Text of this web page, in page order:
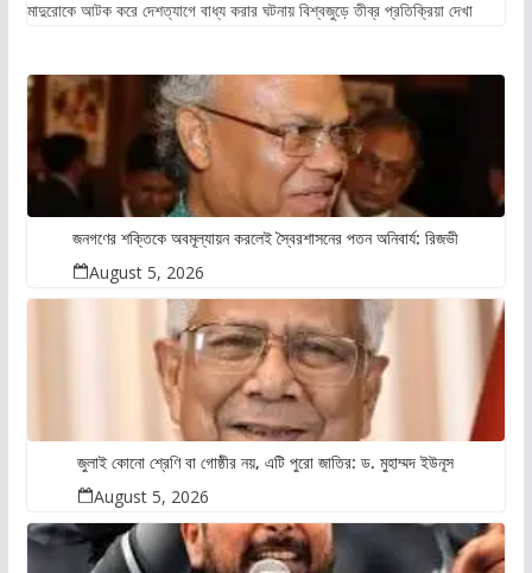
মাদুরোকে আটক করে দেশত্যাগে বাধ্য করার ঘটনায় বিশ্বজুড়ে তীব্র প্রতিক্রিয়া দেখা
জনগণের শক্তিকে অবমূল্যায়ন করলেই স্বৈরশাসনের পতন অনিবার্য: রিজভী
August 5, 2026
জুলাই কোনো শ্রেণি বা গোষ্ঠীর নয়, এটি পুরো জাতির: ড. মুহাম্মদ ইউনূস
August 5, 2026